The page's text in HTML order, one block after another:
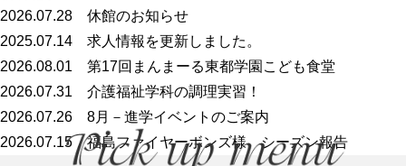
2026.07.28 休館のお知らせ
2025.07.14 求人情報を更新しました。
2026.08.01 第17回まんまーる東都学園こども食堂
2026.07.31 介護福祉学科の調理実習！
2026.07.26 8月－進学イベントのご案内
2026.07.15福島ファイヤーボンズ様 シーズン報告